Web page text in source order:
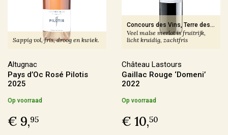
Producent
Altugnac
(6)
Anne & Jean-François Ganevat(5)
Azienda Agraria Moretti Omero(2)
Azienda Agricola Casavecchia alla Piazza
Meer
Sappig vol, fris, droog en kwiek.
Altugnac
Pays d’Oc Rosé Pilotis
2025
Op voorraad
€ 9,95
Concours des Vins, Terre des
Vins -Médaille d'Or 2024
Veel malse merlot is fruitrijk,
licht kruidig, zachtfris
Château Lastours
Gaillac Rouge ‘Domeni’
2022
Op voorraad
€ 10,50